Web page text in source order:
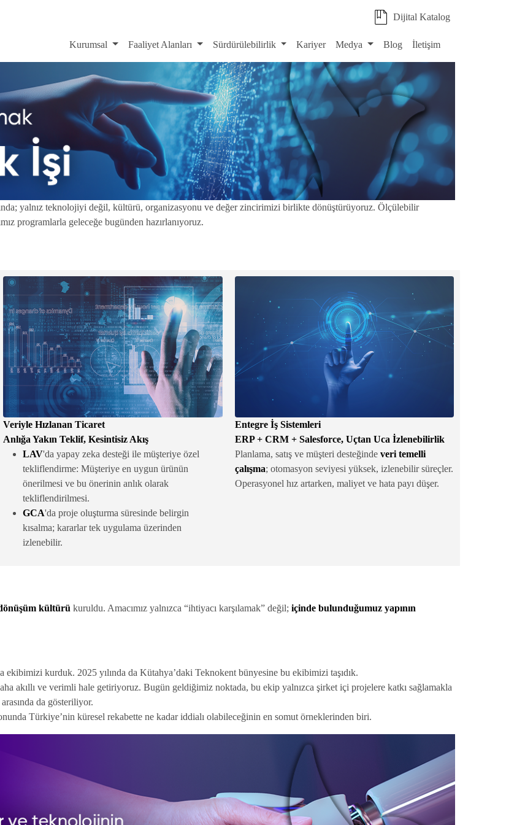
Dijital Katalog
Kurumsal Faaliyet Alanları Sürdürülebilirlik Kariyer Medya Blog İletişim
yalnız teknolojiyi değil, kültürü, organizasyonu ve değer zincirimizi birlikte dönüştürüyoruz. Ölçülebilir
programlarla geleceğe bugünden hazırlanıyoruz.
Veriyle Hızlanan Ticaret
Anlığa Yakın Teklif, Kesintisiz Akış
LAV'da yapay zeka desteği ile müşteriye özel
tekliflendirme: Müşteriye en uygun ürünün
önerilmesi ve bu önerinin anlık olarak
tekliflendirilmesi.
GCA'da proje oluşturma süresinde belirgin
kısalma; kararlar tek uygulama üzerinden
izlenebilir.
Entegre İş Sistemleri
ERP + CRM + Salesforce, Uçtan Uca İzlenebilirlik
Planlama, satış ve müşteri desteğinde veri temelli
çalışma; otomasyon seviyesi yüksek, izlenebilir süreçler.
Operasyonel hız artarken, maliyet ve hata payı düşer.
kültürü kuruldu. Amacımız yalnızca “ihtiyacı karşılamak” değil; içinde bulunduğumuz yapının
kurduk. 2025 yılında da Kütahya’daki Teknokent bünyesine bu ekibimizi taşıdık.
akıllı ve verimli hale getiriyoruz. Bugün geldiğimiz noktada, bu ekip yalnızca şirket içi projelere katkı sağlamakla
da gösteriliyor.
Türkiye’nin küresel rekabette ne kadar iddialı olabileceğinin en somut örneklerinden biri.